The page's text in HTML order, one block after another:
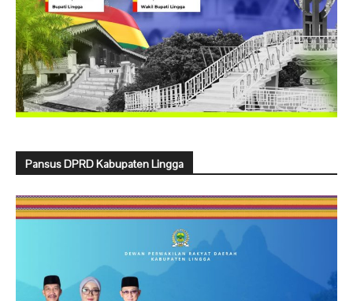
Pansus DPRD Kabupaten Lingga